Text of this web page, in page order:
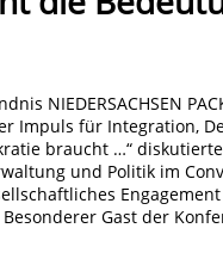
NIEDERSACHSEN
Impuls für Integration,
braucht …“
und Politik im
Gast der